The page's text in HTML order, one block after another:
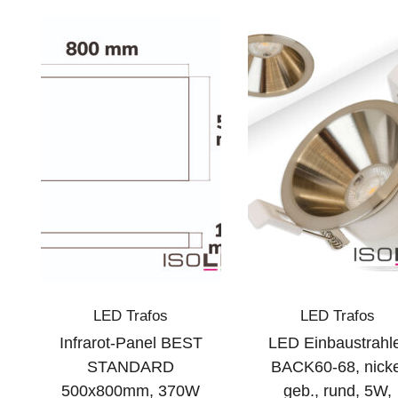
LED Trafos
Infrarot-Panel BEST
STANDARD
500x800mm, 370W
LED Trafos
LED
BACK60-68,
geb., rund, 5W,